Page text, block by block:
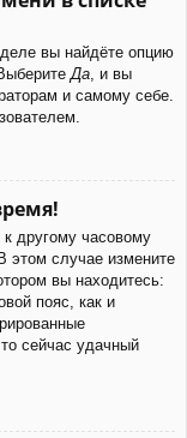
вы найдёте опцию
Да , и вы
и самому себе.
другому часовому
этом случае измените
вы находитесь:
пояс, как и
сейчас удачный